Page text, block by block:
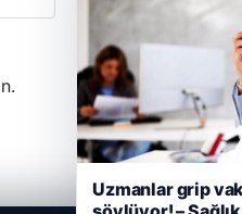
Uzmanlar grip